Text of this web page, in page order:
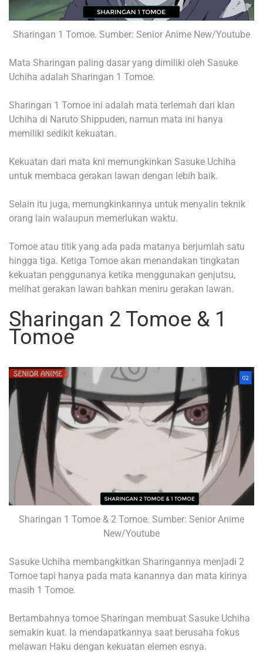
Sharingan 1 Tomoe. Sumber: Senior Anime New/Youtube
Mata Sharingan paling dasar yang dimiliki oleh Sasuke
Uchiha adalah Sharingan 1 Tomoe.
Sharingan 1 Tomoe ini adalah mata terlemah dari klan
Uchiha di Naruto Shippuden, namun mata ini hanya
memiliki sedikit kekuatan.
Kekuatan dari mata kni memungkinkan Sasuke Uchiha
untuk membaca gerakan lawan dengan lebih baik.
Selain itu juga, memungkinkannya untuk menyalin teknik
orang lain walaupun memerlukan waktu.
Tomoe atau titik yang ada pada matanya berjumlah satu
hingga tiga. Ketiga Tomoe akan menandakan tingkatan
kekuatan penggunanya ketika menggunakan genjutsu,
melihat gerakan lawan bahkan meniru gerakan lawan.
Sharingan 2 Tomoe & 1
Tomoe
Sharingan 1 Tomoe & 2 Tomoe. Sumber: Senior Anime
New/Youtube
Sasuke Uchiha membangkitkan Sharingannya menjadi 2
Tomoe tapi hanya pada mata kanannya dan mata kirinya
masih 1 Tomoe.
Bertambahnya tomoe Sharingan membuat Sasuke Uchiha
semakin kuat. Ia mendapatkannya saat berusaha fokus
melawan Haku dengan kekuatan elemen esnya.